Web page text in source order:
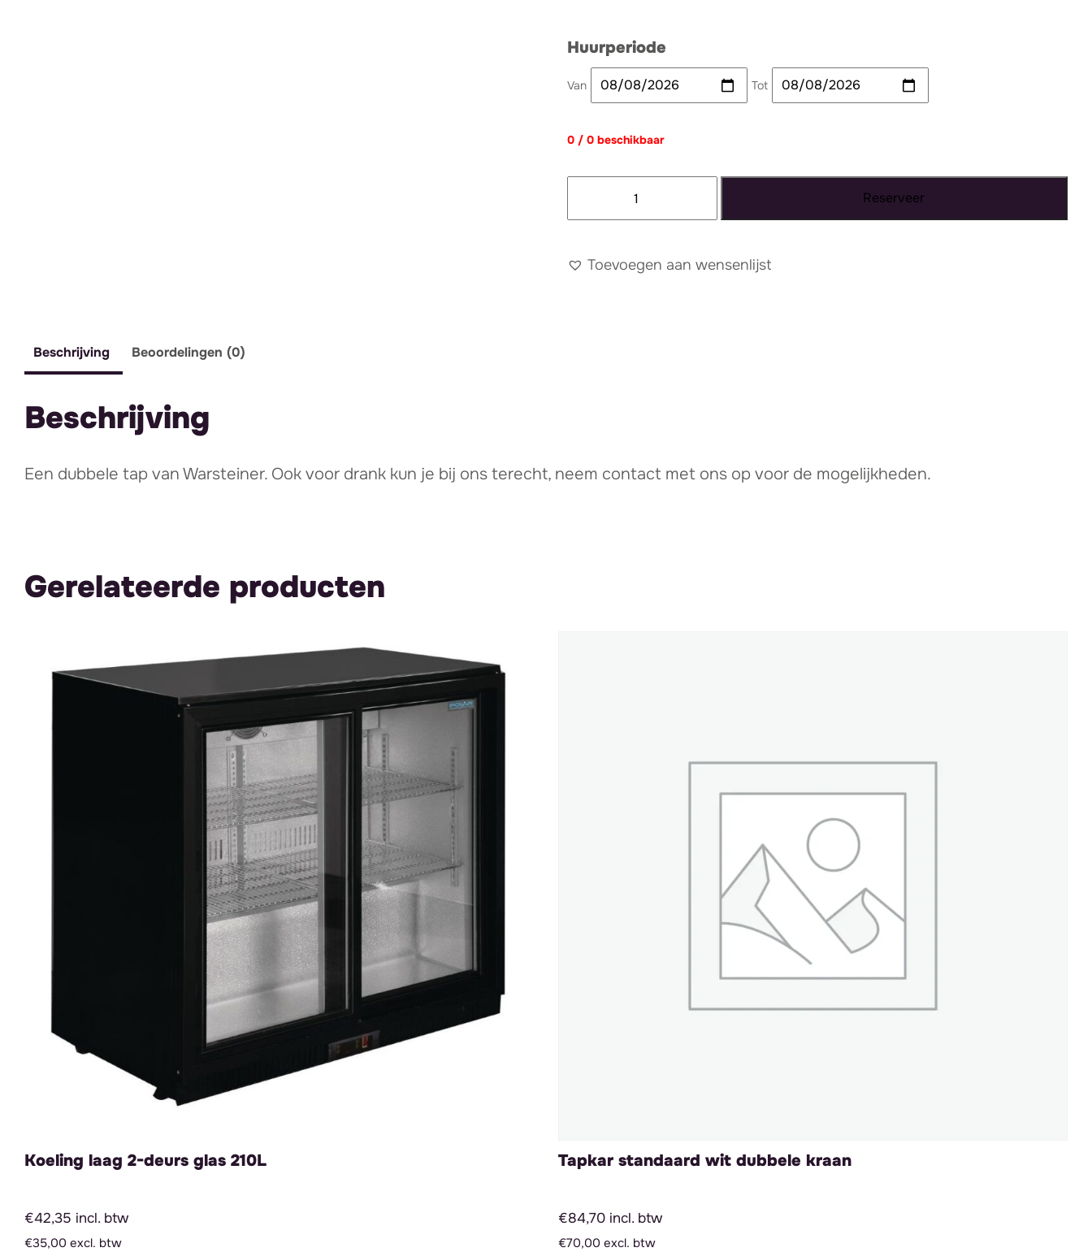
Huurperiode
Van Tot
0 / 0 beschikbaar
aantal
Reserveer
Toevoegen aan wensenlijst
Beschrijving Beoordelingen (0)
Beschrijving
Een dubbele tap van Warsteiner. Ook voor drank kun je bij ons terecht, neem contact met ons op voor de mogelijkheden.
Gerelateerde producten
Koeling laag 2-deurs glas 210L
€42,35 incl. btw
€35,00 excl. btw
Tapkar standaard wit dubbele kraan
€84,70 incl. btw
€70,00 excl. btw